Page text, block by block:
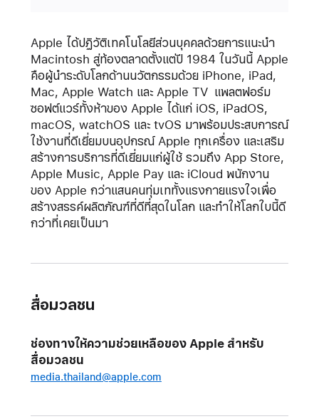
Apple ได้ปฏิวัติเทคโนโลยีส่วนบุคคลด้วยการแนะนำ
Macintosh สู่ท้องตลาดตั้งแต่ปี 1984 ในวันนี้ Apple
คือผู้นำระดับโลกด้านนวัตกรรมด้วย iPhone, iPad,
Mac, Apple Watch และ Apple TV แพลตฟอร์ม
ซอฟต์แวร์ทั้งห้าของ Apple ได้แก่ iOS, iPadOS,
macOS, watchOS และ tvOS มาพร้อมประสบการณ์
ใช้งานที่ดีเยี่ยมบนอุปกรณ์ Apple ทุกเครื่อง และเสริม
สร้างการบริการที่ดีเยี่ยมแก่ผู้ใช้ รวมถึง App Store,
Apple Music, Apple Pay และ iCloud พนักงาน
ของ Apple กว่าแสนคนทุ่มเททั้งแรงกายแรงใจเพื่อ
สร้างสรรค์ผลิตภัณฑ์ที่ดีที่สุดในโลก และทำให้โลกใบนี้ดี
กว่าที่เคยเป็นมา
สื่อมวลชน
ช่องทางให้ความช่วยเหลือของ Apple สำหรับ
สื่อมวลชน
media.thailand@apple.com